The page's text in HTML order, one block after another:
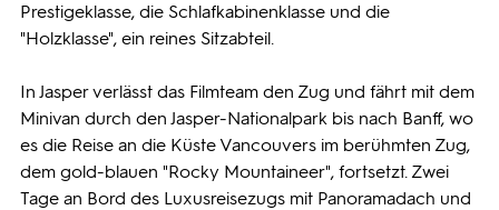
Prestigeklasse, die Schlafkabinenklasse und die
"Holzklasse", ein reines Sitzabteil.
In Jasper verlässt das Filmteam den Zug und fährt mit dem
Minivan durch den Jasper-Nationalpark bis nach Banff, wo
es die Reise an die Küste Vancouvers im berühmten Zug,
dem gold-blauen "Rocky Mountaineer", fortsetzt. Zwei
Tage an Bord des Luxusreisezugs mit Panoramadach und